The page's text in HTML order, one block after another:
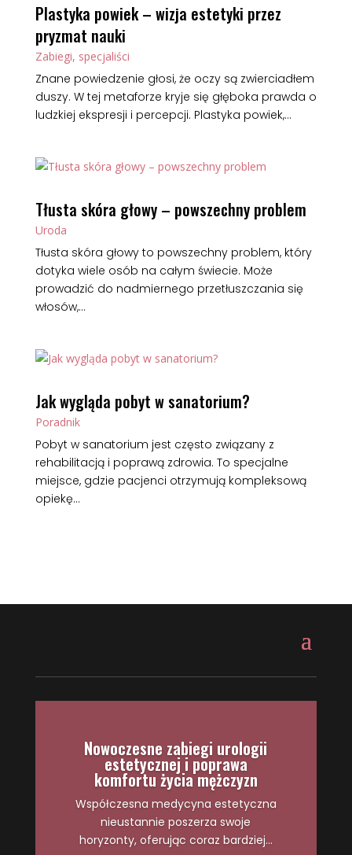
Plastyka powiek – wizja estetyki przez
pryzmat nauki
Zabiegi, specjaliści
Znane powiedzenie głosi, że oczy są zwierciadłem
duszy. W tej metaforze kryje się głęboka prawda o
ludzkiej ekspresji i percepcji. Plastyka powiek,...
Tłusta skóra głowy – powszechny problem
Uroda
Tłusta skóra głowy to powszechny problem, który
dotyka wiele osób na całym świecie. Może
prowadzić do nadmiernego przetłuszczania się
włosów,...
Jak wygląda pobyt w sanatorium?
Poradnik
Pobyt w sanatorium jest często związany z
rehabilitacją i poprawą zdrowia. To specjalne
miejsce, gdzie pacjenci otrzymują kompleksową
opiekę...
Nowoczesne zabiegi urologii
estetycznej i poprawa
komfortu życia mężczyzn
Współczesna medycyna estetyczna
nieustannie poszerza swoje
horyzonty, oferując coraz bardziej...